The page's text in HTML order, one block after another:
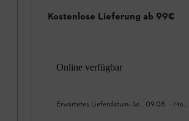
Kostenlose Lieferung ab 99€
Online verfügbar
Erwartetes Lieferdatum: So., 09.08. - Mo.,